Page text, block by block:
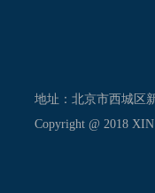
地址：北京市西城区
Copyright @ 2018